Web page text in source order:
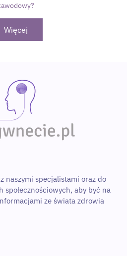
Więcej
naszymi specjalistami oraz do
społecznościowych, aby być na
ze świata zdrowia